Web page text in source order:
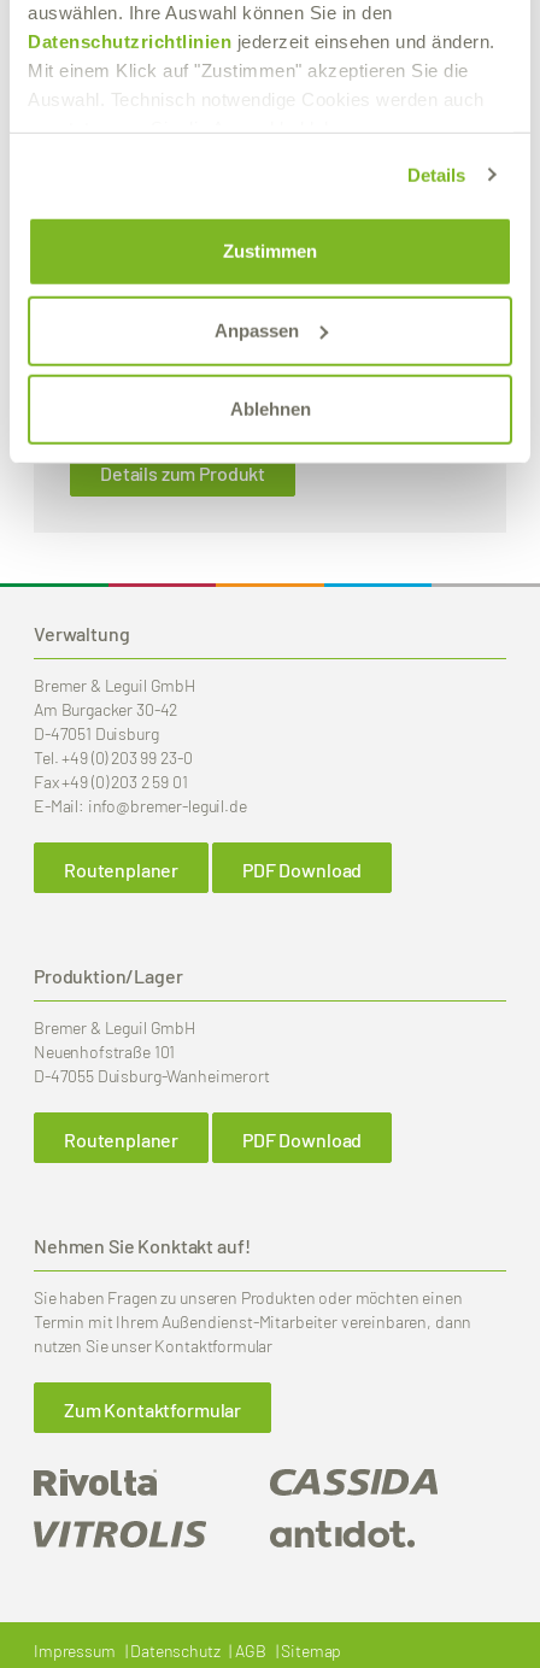
auswählen. Ihre Auswahl können Sie in den
Datenschutzrichtlinien jederzeit einsehen und ändern.
Mit einem Klick auf "Zustimmen" akzeptieren Sie die
Auswahl. Technisch notwendige Cookies werden auch
Details
Zustimmen
Anpassen
Ablehnen
F.L.G. HF-2
Synthetisches Haftfett
Details zum Produkt
Verwaltung
Bremer & Leguil GmbH
Am Burgacker 30-42
D-47051 Duisburg
Tel.+49 (0) 203 99 23-0
Fax+49 (0) 203 2 59 01
E-Mail: info@bremer-leguil.de
Routenplaner PDF Download
Produktion/Lager
Bremer & Leguil GmbH
Neuenhofstraße 101
D-47055 Duisburg-Wanheimerort
Routenplaner PDF Download
Nehmen Sie Konktakt auf!
Sie haben Fragen zu unseren Produkten oder möchten einen
Termin mit Ihrem Außendienst-Mitarbeiter vereinbaren, dann
nutzen Sie unser Kontaktformular
Zum Kontaktformular
Impressum Datenschutz AGB Sitemap